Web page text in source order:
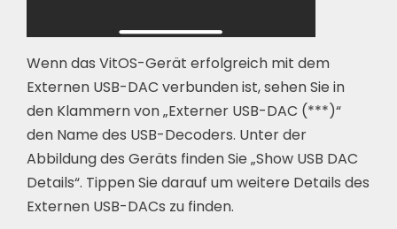
Wenn das VitOS-Gerät erfolgreich mit dem
Externen USB-DAC verbunden ist, sehen Sie in
den Klammern von „Externer USB-DAC (***)“
den Name des USB-Decoders. Unter der
Abbildung des Geräts finden Sie „Show USB DAC
Details“. Tippen Sie darauf um weitere Details des
Externen USB-DACs zu finden.